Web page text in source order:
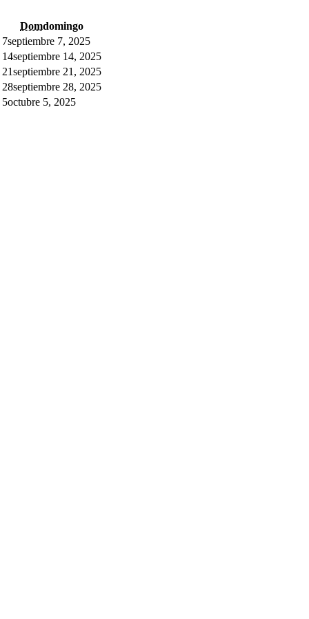
Domdomingo
7septiembre 7, 2025
14septiembre 14, 2025
21septiembre 21, 2025
28septiembre 28, 2025
5octubre 5, 2025